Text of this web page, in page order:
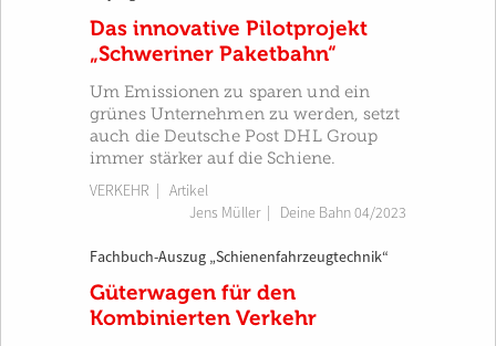
Das innovative Pilotprojekt
„Schweriner Paketbahn“
Um Emissionen zu sparen und ein
grünes Unternehmen zu werden, setzt
auch die Deutsche Post DHL Group
immer stärker auf die Schiene.
VERKEHR | Artikel
Jens Müller| Deine Bahn 04/2023
Fachbuch-Auszug „Schienenfahrzeugtechnik“
Güterwagen für den
Kombinierten Verkehr